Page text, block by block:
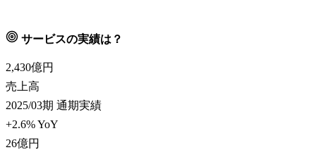
サービスの実績は？
2,430億円
売上高
2025/03期 通期実績
+2.6% YoY
26億円